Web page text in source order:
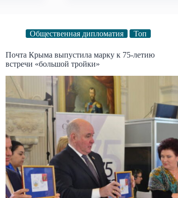
Общественная дипломатия Топ
Почта Крыма выпустила марку к 75-летию
встречи «большой тройки»